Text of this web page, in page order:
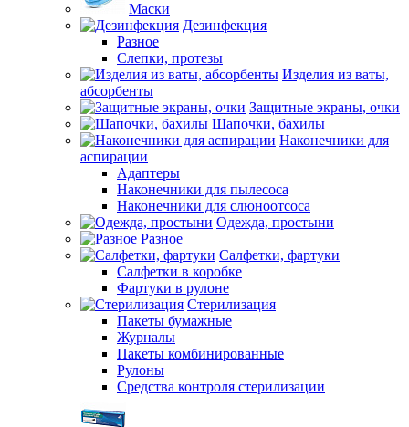
Маски
Дезинфекция
Разное
Слепки, протезы
Изделия из ваты,
абсорбенты
Защитные экраны, очки
Шапочки, бахилы
Наконечники для
аспирации
Адаптеры
Наконечники для пылесоса
Наконечники для слюноотсоса
Одежда, простыни
Разное
Салфетки, фартуки
Салфетки в коробке
Фартуки в рулоне
Стерилизация
Пакеты бумажные
Журналы
Пакеты комбинированные
Рулоны
Средства контроля стерилизации